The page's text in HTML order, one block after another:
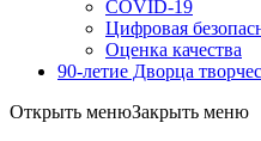
COVID-19
Цифровая
Оценка качества
90-летие Дворца
Открыть менюЗакрыть меню